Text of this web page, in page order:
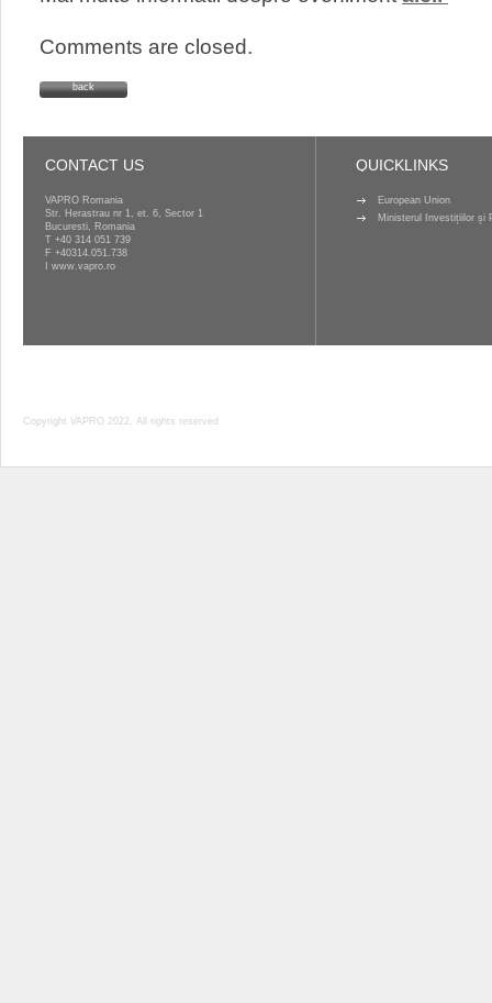
Comments are closed.
back
CONTACT US
VAPRO Romania
Str. Herastrau nr 1, et. 6, Sector 1
Bucuresti, Romania
T +40 314 051 739
F +40314.051.738
www.vapro.ro
QUICKLINKS
European Union
Ministerul Investițiilor și
Copyright VAPRO 2022, All rights reserved